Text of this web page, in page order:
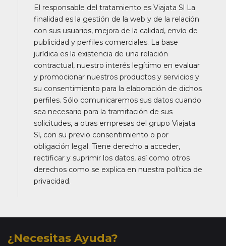
El responsable del tratamiento es Viajata Sl La
finalidad es la gestión de la web y de la relación
con sus usuarios, mejora de la calidad, envío de
publicidad y perfiles comerciales. La base
jurídica es la existencia de una relación
contractual, nuestro interés legítimo en evaluar
y promocionar nuestros productos y servicios y
su consentimiento para la elaboración de dichos
perfiles. Sólo comunicaremos sus datos cuando
sea necesario para la tramitación de sus
solicitudes, a otras empresas del grupo Viajata
Sl, con su previo consentimiento o por
obligación legal. Tiene derecho a acceder,
rectificar y suprimir los datos, así como otros
derechos como se explica en nuestra política de
privacidad.
¿Necesitas Ayuda?